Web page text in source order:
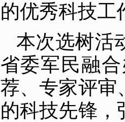
的优秀科技工
本次选树活
省委军民融
荐、专家评审
的科技先锋，